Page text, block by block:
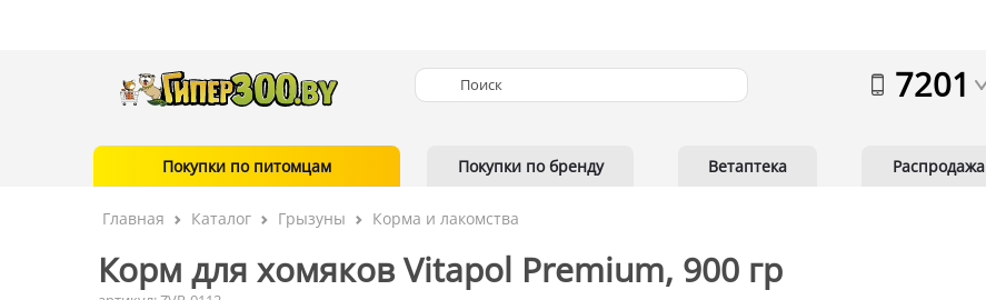
7201
Покупки по питомцам Покупки по бренду Ветаптека Распродажа
Главная Каталог Грызуны Корма и лакомства
Корм для хомяков Vitapol Premium, 900 гр